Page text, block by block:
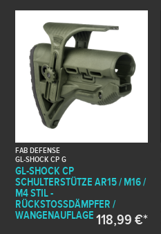
FAB DEFENSE
GL-SHOCK CP G
GL-SHOCK CP
SCHULTERSTÜTZE AR15 / M16 /
M4 STIL -
RÜCKSTOSSDÄMPFER / W
ANGENAUFLAGE 118,99 €*